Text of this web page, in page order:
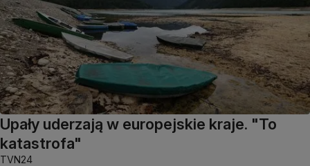
Upały uderzają w europejskie kraje. "To
katastrofa"
TVN24